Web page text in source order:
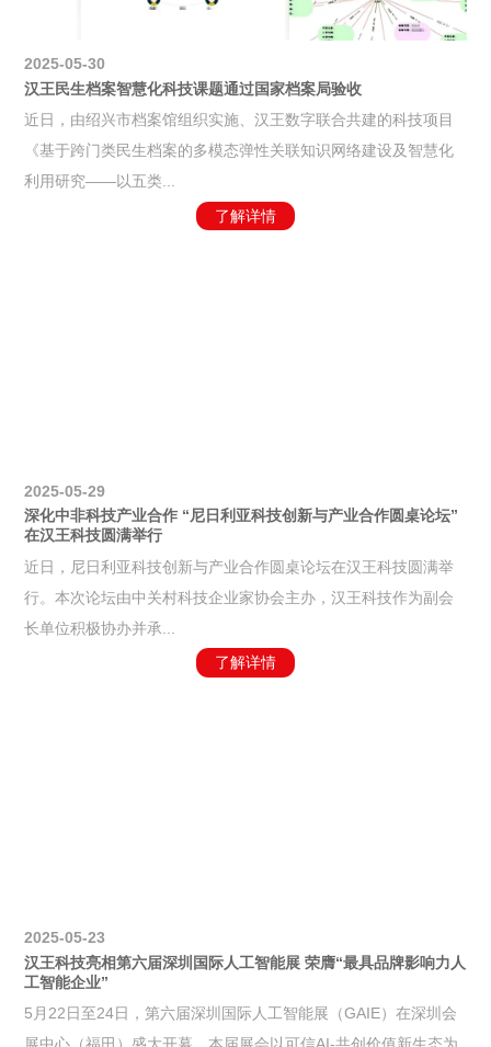
2025-05-30
汉王民生档案智慧化科技课题通过国家档案局验收
近日，由绍兴市档案馆组织实施、汉王数字联合共建的科技项目
《基于跨门类民生档案的多模态弹性关联知识网络建设及智慧化
利用研究——以五类...
了解详情
2025-05-29
深化中非科技产业合作 “尼日利亚科技创新与产业合作圆桌论坛”
在汉王科技圆满举行
近日，尼日利亚科技创新与产业合作圆桌论坛在汉王科技圆满举
行。本次论坛由中关村科技企业家协会主办，汉王科技作为副会
长单位积极协办并承...
了解详情
2025-05-23
汉王科技亮相第六届深圳国际人工智能展 荣膺“最具品牌影响力人
工智能企业”
5月22日至24日，第六届深圳国际人工智能展（GAIE）在深圳会